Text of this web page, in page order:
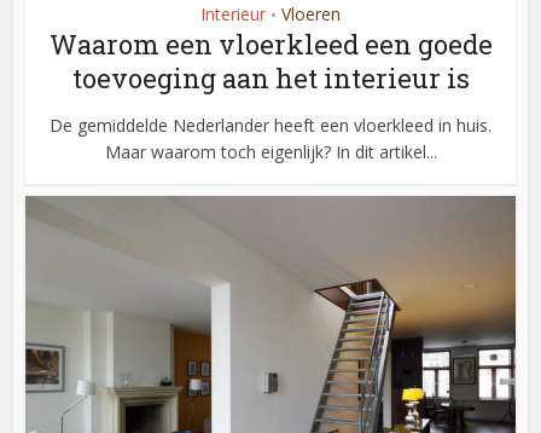
Interieur • Vloeren
Waarom een vloerkleed een goede
toevoeging aan het interieur is
De gemiddelde Nederlander heeft een vloerkleed in huis.
Maar waarom toch eigenlijk? In dit artikel...